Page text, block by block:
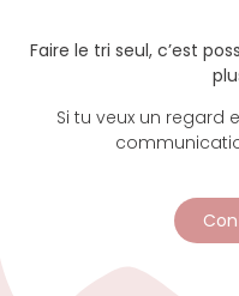
Faire le tri seul, c’est
Si tu veux un regard